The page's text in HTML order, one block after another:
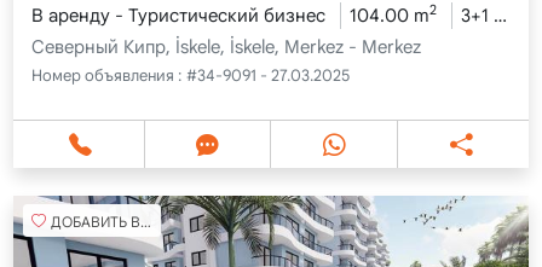
В аренду - Туристический бизнес 104.00 m2 3+1
Северный Кипр, İskele, İskele, Merkez - Merkez
Номер объявления : #34-9091 - 27.03.2025
ДОБАВИТЬ В ИЗБРАННОЕ